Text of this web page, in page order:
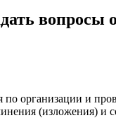
вопросы
по организации и
(изложения) и